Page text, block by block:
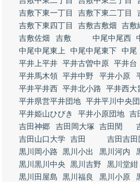
吉敷下東一丁目
吉敷下東二丁目
吉敷下東四丁目
吉敷吉敷畑
吉敷
吉敷佐畑
吉敷 中尾中尾西
中尾中尾東上
中尾中尾東下
中尾
平井上平井 平井古曽中原 平井台
平井馬木領 平井中野 平井小原
平井平井西 平井北小路 平井西大
平井県営平井団地 平井平川中央
平井姫山ひびき
平井小原団地 吉
吉田神郷
吉田岡大塚 吉田閏
吉田山口大学
吉田 吉田吉田
黒川岡小路
黒川小出 黒川河内
黒川黒川中央
黒川吉野 黒川堂紺
黒川田屋島
黒川福良 黒川小原